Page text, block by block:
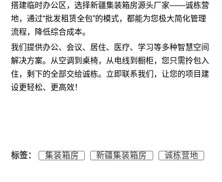
搭建临时办公区，选择新疆集装箱房源头厂家——诚栋营
地，通过“批发租赁全包”的模式，都能为您极大简化管理
流程，降低综合成本。
我们提供办公、会议、居住、医疗、学习等多种智慧空间
解决方案。从空调到桌椅，从电线到橱柜，您只需拎包入
住，剩下的全部交给诚栋。立即联系我们，让您的项目建
设更轻松、更高效！
标签： 集装箱房 新疆集装箱房 诚栋营地